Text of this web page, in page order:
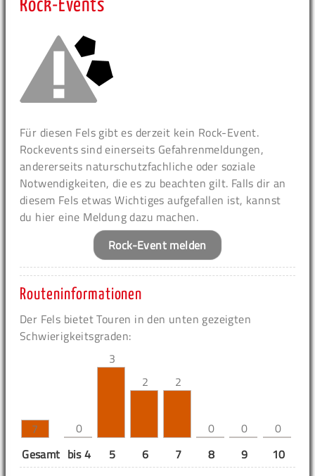
Rock-Events
Für diesen Fels gibt es derzeit kein Rock-Event.
Rockevents sind einerseits Gefahrenmeldungen,
andererseits naturschutzfachliche oder soziale
Notwendigkeiten, die es zu beachten gilt. Falls dir an
diesem Fels etwas Wichtiges aufgefallen ist, kannst
du hier eine Meldung dazu machen.
Rock-Event melden
Routeninformationen
Der Fels bietet Touren in den unten gezeigten
Schwierigkeitsgraden:
7 0
3
2
2
0 0 0
Gesamt bis 4 5 6 7 8 9 10